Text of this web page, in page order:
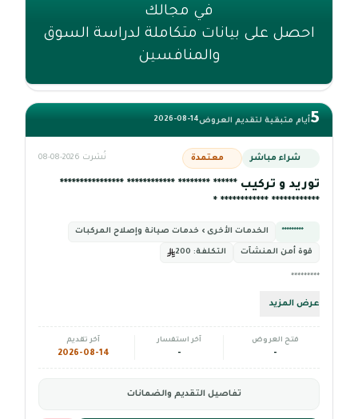
في مجالك
احصل على بيانات متكاملة لدراسة السوق
والمنافسين
5أيام متبقية لتقديم العروض2026-08-14
شراء مباشر معتمدة نُشرت 2026-08-08
توريد و تركيب ****** ******** ************ ****************
************ ************ *
********* الخدمات الأخرى › خدمات صيانة وإصلاح المركبات
قوة أمن المنشآت التكلفة:
*********
عرض المزيد
فتح العروض
-
آخر استفسار
-
آخر تقديم
2026-08-14
تفاصيل التقديم والضمانات